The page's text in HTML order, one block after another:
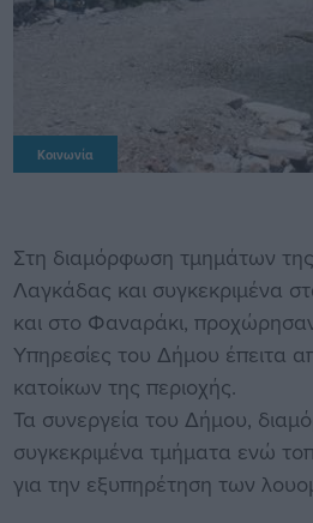
Κοινωνία
Στη διαμόρφωση τμημάτων
Λαγκάδας και συγκεκριμένα
και στο Φαναράκι, προχώρησαν
Υπηρεσίες του Δήμου έπειτα
κατοίκων της περιοχής.
Τα συνεργεία του Δήμου,
συγκεκριμένα τμήματα ενώ
για την εξυπηρέτηση των